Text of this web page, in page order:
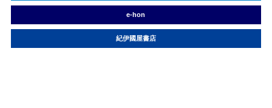
e-hon
紀伊國屋書店